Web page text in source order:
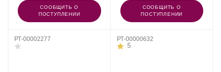
СООБЩИТЬ О
ПОСТУПЛЕНИИ
СООБЩИТЬ О
ПОСТУПЛЕНИИ
РТ-00002277 РТ-00000632
5